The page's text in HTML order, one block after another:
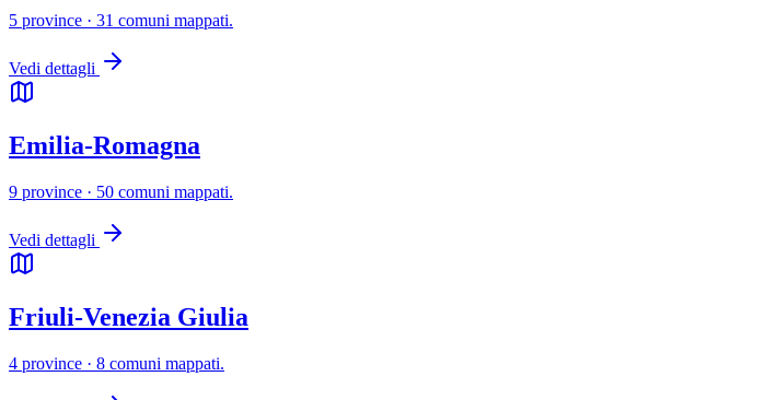
5 province · 31 comuni mappati.
Vedi dettagli
Emilia-Romagna
9 province · 50 comuni mappati.
Vedi dettagli
Friuli-Venezia Giulia
4 province · 8 comuni mappati.